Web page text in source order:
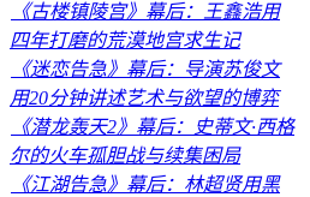
《古楼镇陵宫》幕后：王鑫浩用
四年打磨的荒漠地宫求生记
《迷恋告急》幕后：导演苏俊文
用20分钟讲述艺术与欲望的博弈
《潜龙轰天2》幕后：史蒂文·西格
尔的火车孤胆战与续集困局
《江湖告急》幕后：林超贤用黑